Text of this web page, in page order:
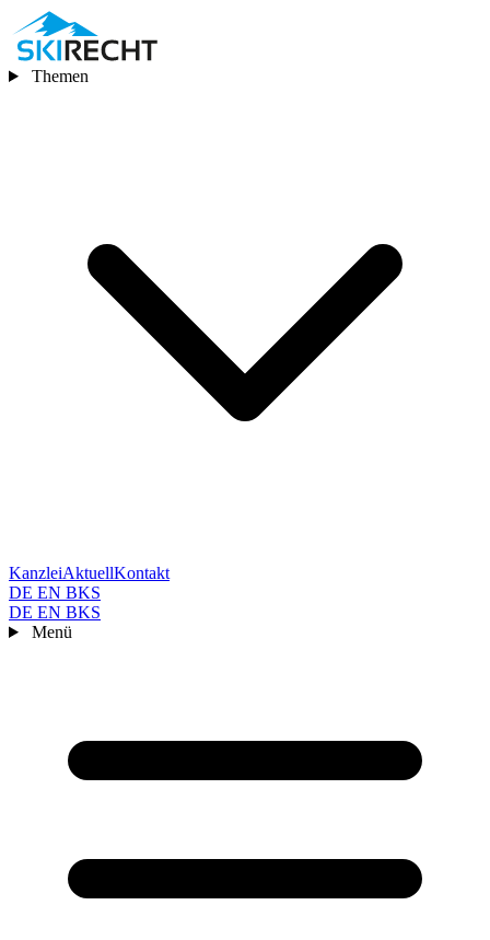
Themen
KanzleiAktuellKontakt
DE EN BKS
DE EN BKS
Menü